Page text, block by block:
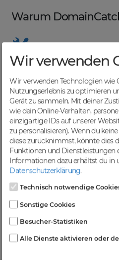
Warum
Nützliche Tools
Von Domainern für
übersichtlichen Listen für
Günstige Preise
Backorders bereits ab € 4,99.
Level und zzgl. MwSt falls
Kein Gebotsverfahren
Einfaches System - Deine
Wir verwenden
Wir verwenden Technologien wie
Nutzungserlebnis zu optimieren
Gerät zu sammeln. Mit deiner
wie dein Online-Verhalten,
einzigartige IDs auf unserer
zu personalisieren). Wenn du
diese zurücknimmst, könnte dies
Funktionen und Dienstleistungen
Informationen dazu erhältst du in
Datenschutzerklärung.
Technisch notwendige
Sonstige Cookies
Besucher-Statistiken
Alle Dienste aktivieren oder